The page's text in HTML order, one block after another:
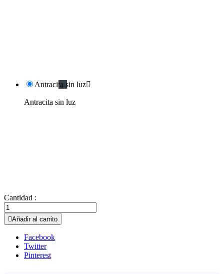
Antracita sin luz
Antracita sin luz
Cantidad :
Añadir al carrito
Facebook
Twitter
Pinterest